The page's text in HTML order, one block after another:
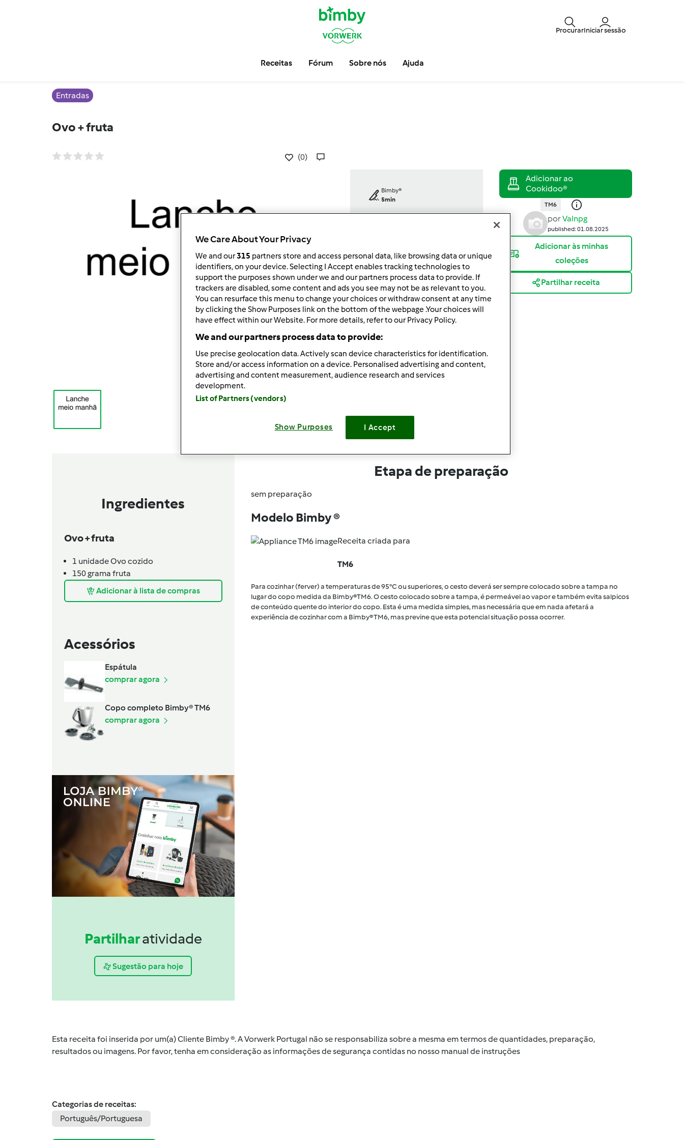
ProcurarIniciar sessão
Receitas Fórum Sobre nós Ajuda
Entradas
Ovo + fruta
(0)
Bimby®
5min
dose/s
-- --
Fácil
TM6
porValnpg
published: 01.08.2025
Adicionar às minhas
coleções
Partilhar receita
Ingredientes
Ovo + fruta
1 unidadeOvo cozido
150grama fruta
Adicionar à lista de compras
Acessórios
Espátula
comprar agora
Copo completo Bimby® TM6
comprar agora
Partilharatividade
Sugestão para hoje
Etapa de preparação
sem preparação
Modelo Bimby ®
Receita criada para
TM6
Para cozinhar (ferver) a temperaturas de 95°C ou superiores, o cesto deverá ser sempre colocado sobre a tampa no
lugar do copo medida da Bimby®TM6. O cesto colocado sobre a tampa, é permeável ao vapor e também evita salpicos
de conteúdo quente do interior do copo. Esta é uma medida simples, mas necessária que em nada afetará a
experiência de cozinhar com a Bimby® TM6, mas previne que esta potencial situação possa ocorrer.
Esta receita foi inserida por um(a) Cliente Bimby ®. A Vorwerk Portugal não se responsabiliza sobre a mesma em termos de quantidades, preparação,
resultados ou imagens. Por favor, tenha em consideração as informações de segurança contidas no nosso manual de instruções
Categorias de receitas:
Português/Portuguesa
We Care About Your Privacy
We and our315 partners store and access personal data, like browsing data or unique
identifiers, on your device. Selecting I Accept enables tracking technologies to
support the purposes shown under we and our partners process data to provide. If
trackers are disabled, some content and ads you see may not be as relevant to you.
You can resurface this menu to change your choices or withdraw consent at any time
by clicking the Show Purposes link on the bottom of the webpage .Your choices will
have effect within our Website. For more details, refer to our Privacy Policy.
We and our partners process data to provide:
Use precise geolocation data. Actively scan device characteristics for identification.
Store and/or access information on a device. Personalised advertising and content,
advertising and content measurement, audience research and services
development.
List of Partners (vendors)
Show Purposes I Accept